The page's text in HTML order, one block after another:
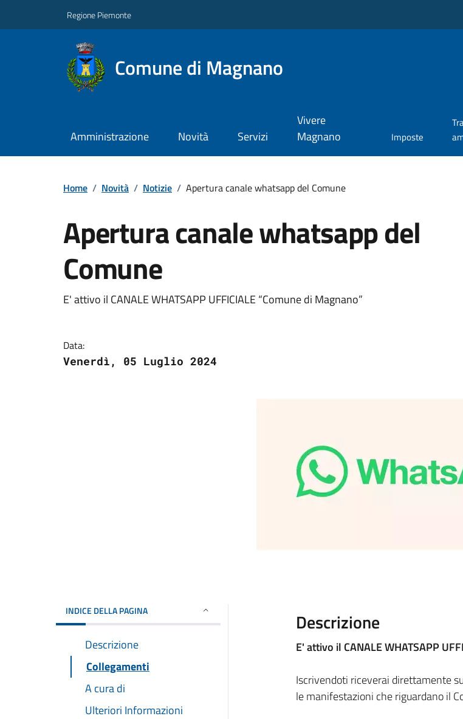
Regione Piemonte
Comune di Magnano
Amministrazione Novità Servizi
Vivere
Magnano
Imposte
Home / Novità / Notizie / Apertura canale whatsapp del Comune
Apertura canale whatsapp del
Comune
E' attivo il CANALE WHATSAPP UFFICIALE “Comune di Magnano”
Data:
Venerdì, 05 Luglio 2024
INDICE DELLA PAGINA
Descrizione
Collegamenti
A cura di
Ulteriori Informazioni
Descrizione
E' attivo il CANALE WHATSAPP
Iscrivendoti riceverai direttamente
le manifestazioni che riguardano il